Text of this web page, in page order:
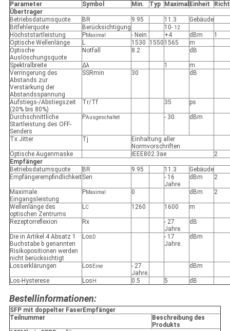
Parameter Symbol Min. Typ Maximal Einheit
Übertrager
Betriebsdatumsquote
BR 9.95 11.3
Gebäude
Bitfehlerquote
Berücksichtigung 10- 12
Höchststartleistung PMaximal - Nein. +4 dBm
1
Optische Wellenlänge
L 1530 1550 1565
m
Optische
Auslöschungsquote
Notfall 8.2 dB
Spektralbreite Δλ 1
m
Verringerung des
Abstands zur
Verstärkung der
Abstandsspannung
SSRmin 30 dB
Aufstiegs-/Abstiegszeit
(20% bis 80%)
Tr/Tf 35 ps
Durchschnittliche
Startleistung des OFF-
Senders
PAusgeschaltet - 30 dBm
Tx Jitter Tj
Einhaltung aller
Normvorschriften
Optische Augenmaske
IEEE802.3ae
2
Empfänger
Betriebsdatumsquote
BR 9.95 11.3
Gebäude
EmpfängerempfindlichkeitSen
- 16
Jahre.
dBm 2
Maximale
Eingangsleistung
PMaximal 0 dBm 2
Wellenlänge des
optischen Zentrums
LC 1260 1600 m
Rezeptorreflexion Rx
- 27
Jahre.
dB
Die in Artikel 4 Absatz 1
Buchstabe b genannten
Risikopositionen werden
nicht berücksichtigt
Los D
- 17
Jahre.
dBm
Losserklärungen Los Eine
- 27
Jahre.
dBm
Los-Hysterese Los H 0.5 5 dB
Bestellinformationen:
SFP mit doppelter FaserEmpfänger
Teilnummer
Beschreibung des
Produkts